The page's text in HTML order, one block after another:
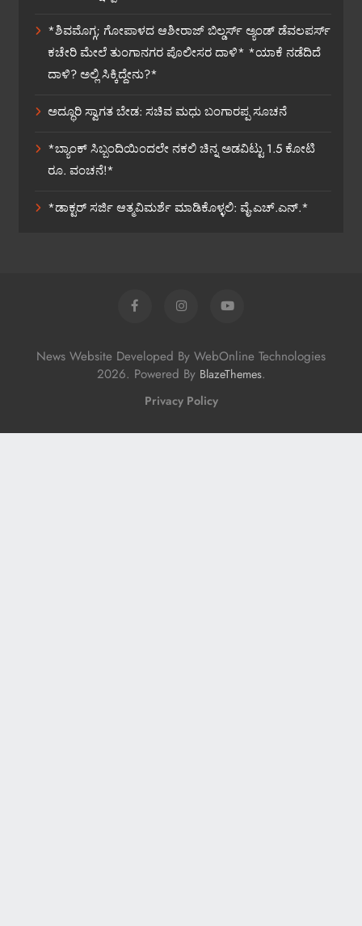
*ಶಿವಮೊಗ್ಗ; ಗೋಪಾಳದ ಆಶೀರಾಜ್ ಬಿಲ್ಡರ್ಸ್ ಅ್ಯಂಡ್ ಡೆವಲಪರ್ಸ್
ಕಚೇರಿ ಮೇಲೆ ತುಂಗಾನಗರ ಪೊಲೀಸರ ದಾಳಿ* *ಯಾಕೆ ನಡೆದಿದೆ
ದಾಳಿ? ಅಲ್ಲಿ ಸಿಕ್ಕಿದ್ದೇನು?*
ಅದ್ಧೂರಿ ಸ್ವಾಗತ ಬೇಡ: ಸಚಿವ ಮಧು ಬಂಗಾರಪ್ಪ ಸೂಚನೆ
*ಬ್ಯಾಂಕ್ ಸಿಬ್ಬಂದಿಯಿಂದಲೇ ನಕಲಿ ಚಿನ್ನ ಅಡವಿಟ್ಟು 1.5 ಕೋಟಿ
ರೂ. ವಂಚನೆ!*
*ಡಾಕ್ಟರ್ ಸರ್ಜಿ ಆತ್ಮವಿಮರ್ಶೆ ಮಾಡಿಕೊಳ್ಳಲಿ: ವೈ.ಎಚ್.ಎನ್.*
News Website Developed By WebOnline Technologies
2026. Powered By BlazeThemes.
Privacy Policy